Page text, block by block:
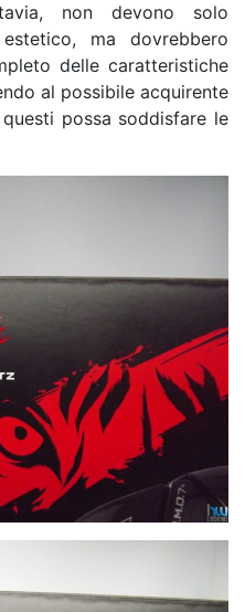
non devono solo
ma dovrebbero
delle caratteristiche
al possibile acquirente
possa soddisfare le